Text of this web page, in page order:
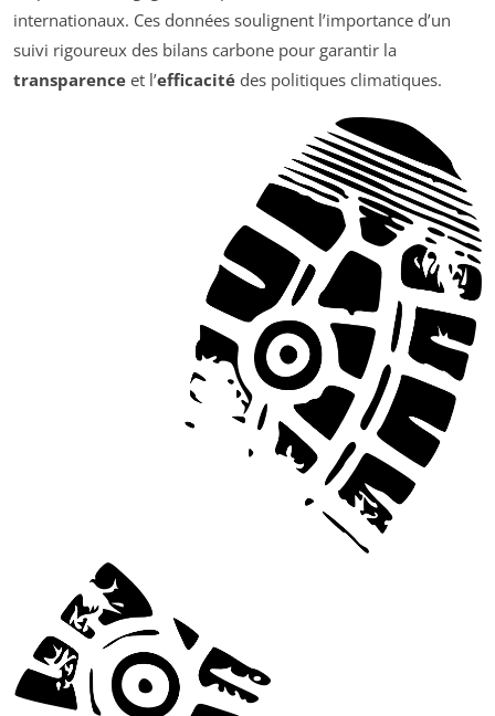
internationaux. Ces données soulignent l’importance d’un
suivi rigoureux des bilans carbone pour garantir la
transparence et l’efficacité des politiques climatiques.